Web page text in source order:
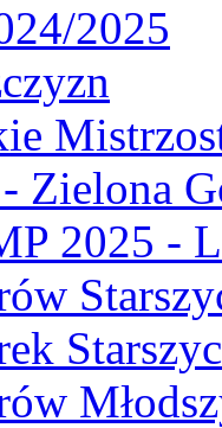
2025
- Zielona
2025 -